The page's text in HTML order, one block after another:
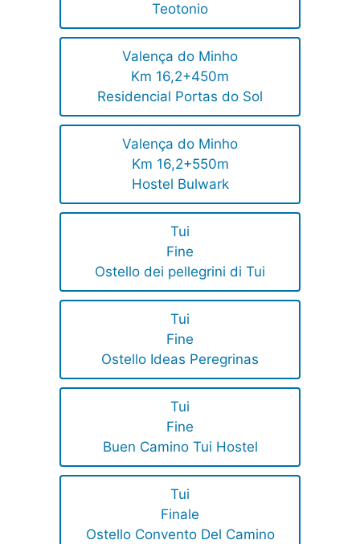
Teotonio
Valença do Minho
Km 16,2+450m
Residencial Portas do Sol
Valença do Minho
Km 16,2+550m
Hostel Bulwark
Tui
Fine
Ostello dei pellegrini di Tui
Tui
Fine
Ostello Ideas Peregrinas
Tui
Fine
Buen Camino Tui Hostel
Tui
Finale
Ostello Convento Del Camino